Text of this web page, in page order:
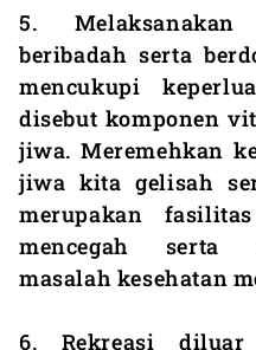
5.
beribadah serta
mencukupi
disebut komponen
jiwa. Meremehkan
jiwa kita gelisah
merupakan
mencegah serta
masalah kesehatan
6. Rekreasi diluar